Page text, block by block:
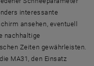
interessante
ansehen, eventuell
nachhaltige
Zeiten gewährleisten.
MA31, den Einsatz